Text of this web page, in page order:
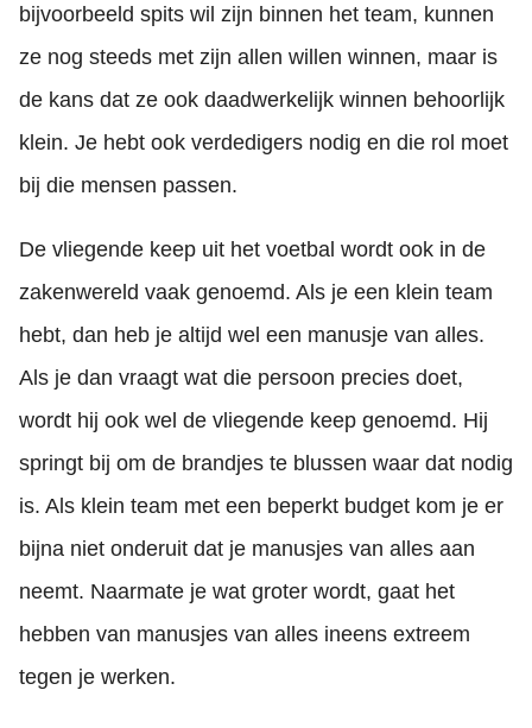
bijvoorbeeld spits wil zijn binnen het team, kunnen
ze nog steeds met zijn allen willen winnen, maar is
de kans dat ze ook daadwerkelijk winnen behoorlijk
klein. Je hebt ook verdedigers nodig en die rol moet
bij die mensen passen.
De vliegende keep uit het voetbal wordt ook in de
zakenwereld vaak genoemd. Als je een klein team
hebt, dan heb je altijd wel een manusje van alles.
Als je dan vraagt wat die persoon precies doet,
wordt hij ook wel de vliegende keep genoemd. Hij
springt bij om de brandjes te blussen waar dat nodig
is. Als klein team met een beperkt budget kom je er
bijna niet onderuit dat je manusjes van alles aan
neemt. Naarmate je wat groter wordt, gaat het
hebben van manusjes van alles ineens extreem
tegen je werken.